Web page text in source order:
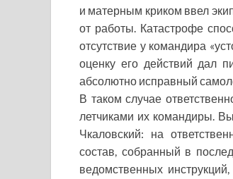
и матерным криком ввел
от работы. Катастрофе
отсутствие у командира
оценку его действий дал
абсолютно исправный
В таком случае
летчиками их командиры.
Чкаловский: на
состав, собранный в
ведомственных